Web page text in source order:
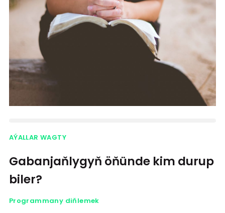
AÝALLAR WAGTY
Gabanjaňlygyň öňünde kim durup
biler?
Programmany diňlemek